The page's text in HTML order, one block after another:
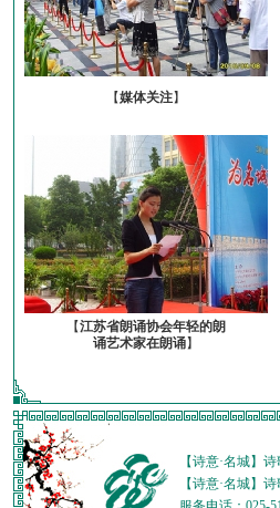
【媒体关注】
【江苏省朗诵协会年轻的朗
诵艺术家在朗诵】
【诗意·名城】
【诗意·名城】